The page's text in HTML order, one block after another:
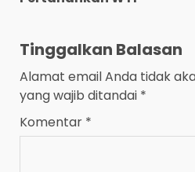
Tinggalkan Balasan
Alamat email Anda tidak
yang wajib ditandai *
Komentar *